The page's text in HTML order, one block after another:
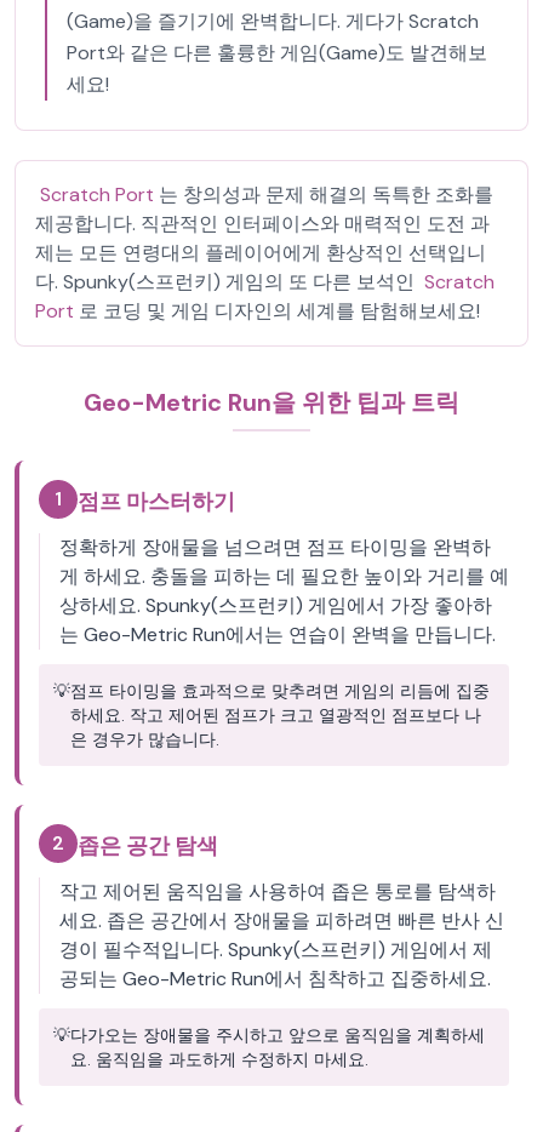
(Game)을 즐기기에 완벽합니다. 게다가 Scratch
Port와 같은 다른 훌륭한 게임(Game)도 발견해보
세요!
Scratch Port 는 창의성과 문제 해결의 독특한 조화를
제공합니다. 직관적인 인터페이스와 매력적인 도전 과
제는 모든 연령대의 플레이어에게 환상적인 선택입니
다. Spunky(스프런키) 게임의 또 다른 보석인 Scratch
Port 로 코딩 및 게임 디자인의 세계를 탐험해보세요!
Geo-Metric Run을 위한 팁과 트릭
1 점프 마스터하기
정확하게 장애물을 넘으려면 점프 타이밍을 완벽하
게 하세요. 충돌을 피하는 데 필요한 높이와 거리를 예
상하세요. Spunky(스프런키) 게임에서 가장 좋아하
는 Geo-Metric Run에서는 연습이 완벽을 만듭니다.
💡점프 타이밍을 효과적으로 맞추려면 게임의 리듬에 집중
하세요. 작고 제어된 점프가 크고 열광적인 점프보다 나
은 경우가 많습니다.
2 좁은 공간 탐색
작고 제어된 움직임을 사용하여 좁은 통로를 탐색하
세요. 좁은 공간에서 장애물을 피하려면 빠른 반사 신
경이 필수적입니다. Spunky(스프런키) 게임에서 제
공되는 Geo-Metric Run에서 침착하고 집중하세요.
💡다가오는 장애물을 주시하고 앞으로 움직임을 계획하세
요. 움직임을 과도하게 수정하지 마세요.